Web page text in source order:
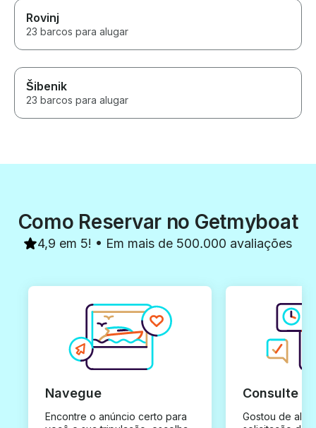
Rovinj
23 barcos para alugar
Šibenik
23 barcos para alugar
Como Reservar no Getmyboat
4,9 em 5! • Em mais de 500.000 avaliações
Navegue
Encontre o anúncio certo para
Consulte e
Gostou de